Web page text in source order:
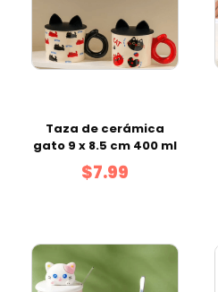
Taza de cerámica
gato 9 x 8.5 cm 400 ml
$7.99